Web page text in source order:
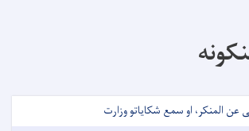
عن المنکر، او سمع شکایاتو وزارت